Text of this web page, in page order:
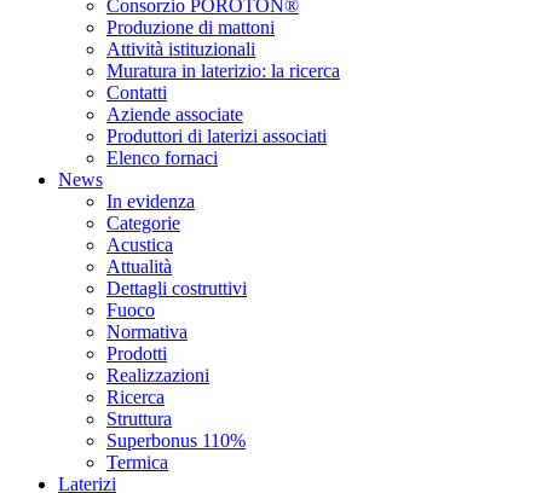
Consorzio POROTON®
Produzione di mattoni
Attività istituzionali
Muratura in laterizio: la ricerca
Contatti
Aziende associate
Produttori di laterizi associati
Elenco fornaci
News
In evidenza
Categorie
Acustica
Attualità
Dettagli costruttivi
Fuoco
Normativa
Prodotti
Realizzazioni
Ricerca
Struttura
Superbonus 110%
Termica
Laterizi